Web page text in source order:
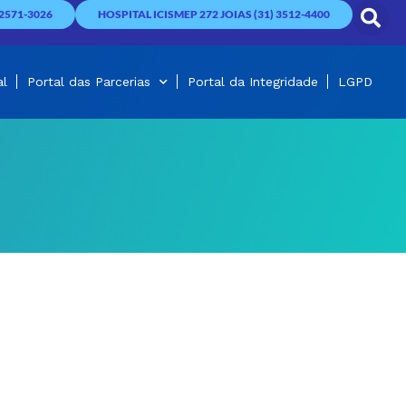
3026 HOSPITAL ICISMEP 272 JOIAS (31) 3512-4400
Portal das Parcerias Portal da Integridade LGPD